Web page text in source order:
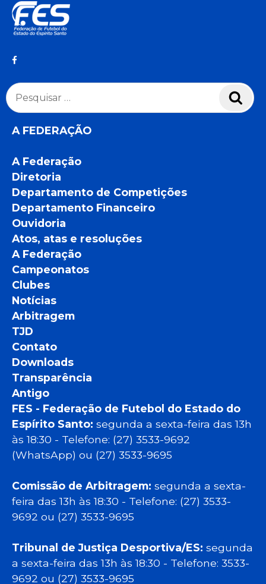
Pesquisar
por:
A FEDERAÇÃO
A Federação
Diretoria
Departamento de Competições
Departamento Financeiro
Ouvidoria
Atos, atas e resoluções
A Federação
Campeonatos
Clubes
Notícias
Arbitragem
TJD
Contato
Downloads
Transparência
Antigo
FES - Federação de Futebol do Estado do
Espírito Santo: segunda a sexta-feira das 13h
às 18:30 - Telefone: (27) 3533-9692
(WhatsApp) ou (27) 3533-9695
Comissão de Arbitragem: segunda a sexta-
feira das 13h às 18:30 - Telefone: (27) 3533-
9692 ou (27) 3533-9695
Tribunal de Justiça Desportiva/ES: segunda
a sexta-feira das 13h às 18:30 - Telefone: 3533-
9692 ou (27) 3533-9695